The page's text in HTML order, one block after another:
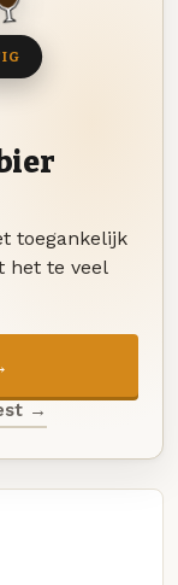
toegankelijk
het te veel
→